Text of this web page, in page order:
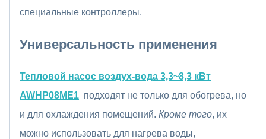
специальные контроллеры.
Универсальность применения
Тепловой насос воздух-вода 3,3~8,3 кВт
AWHP08ME1 подходят не только для обогрева, но
и для охлаждения помещений. Кроме того, их
можно использовать для нагрева воды,